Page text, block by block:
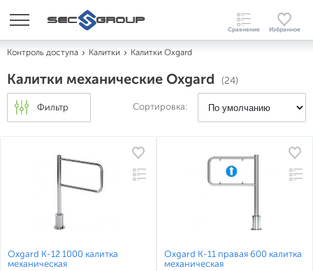
Контроль доступа Калитки Калитки Oxgard
Калитки механические Oxgard (24)
Фильтр Сортировка:
Oxgard К-12 1000 калитка
механическая
Oxgard К-11 правая 600 калитка
механическая